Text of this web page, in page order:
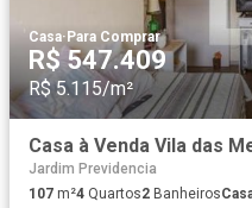
Casa· Para Comprar
R$ 547.409
R$ 5.115/m²
Casa à Venda Vila das
Jardim Previdencia
107 m²4 Quartos2 Banheiros